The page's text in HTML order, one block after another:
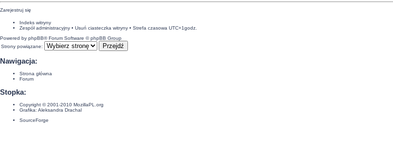
Zarejestruj się
Indeks witryny
Zespół administracyjny • Usuń ciasteczka witryny • Strefa czasowa UTC+1godz.
Powered by phpBB® Forum Software © phpBB Group
Strony powiązane:
Nawigacja:
Strona główna
Forum
Stopka:
Copyright © 2001-2010 MozillaPL.org
Grafika: Aleksandra Drachal
SourceForge